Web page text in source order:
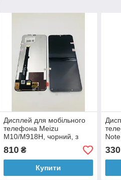
Дисплей для мобільного
телефона Meizu
M10/M918H, чорний, з
810₴
Купити
330